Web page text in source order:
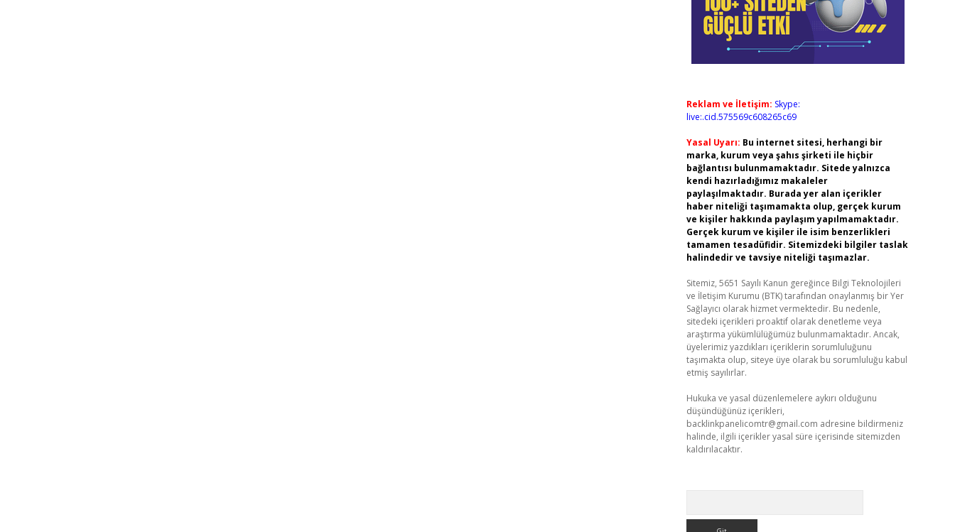
Reklam ve İletişim: Skype:
live:.cid.575569c608265c69
Yasal Uyarı: Bu internet sitesi, herhangi bir
marka, kurum veya şahıs şirketi ile hiçbir
bağlantısı bulunmamaktadır. Sitede yalnızca
kendi hazırladığımız makaleler
paylaşılmaktadır. Burada yer alan içerikler
haber niteliği taşımamakta olup, gerçek kurum
ve kişiler hakkında paylaşım yapılmamaktadır.
Gerçek kurum ve kişiler ile isim benzerlikleri
tamamen tesadüfidir. Sitemizdeki bilgiler taslak
halindedir ve tavsiye niteliği taşımazlar.
Sitemiz, 5651 Sayılı Kanun gereğince Bilgi Teknolojileri
ve İletişim Kurumu (BTK) tarafından onaylanmış bir Yer
Sağlayıcı olarak hizmet vermektedir. Bu nedenle,
sitedeki içerikleri proaktif olarak denetleme veya
araştırma yükümlülüğümüz bulunmamaktadır. Ancak,
üyelerimiz yazdıkları içeriklerin sorumluluğunu
taşımakta olup, siteye üye olarak bu sorumluluğu kabul
etmiş sayılırlar.
Hukuka ve yasal düzenlemelere aykırı olduğunu
düşündüğünüz içerikleri,
backlinkpanelicomtr@gmail.com adresine bildirmeniz
halinde, ilgili içerikler yasal süre içerisinde sitemizden
kaldırılacaktır.